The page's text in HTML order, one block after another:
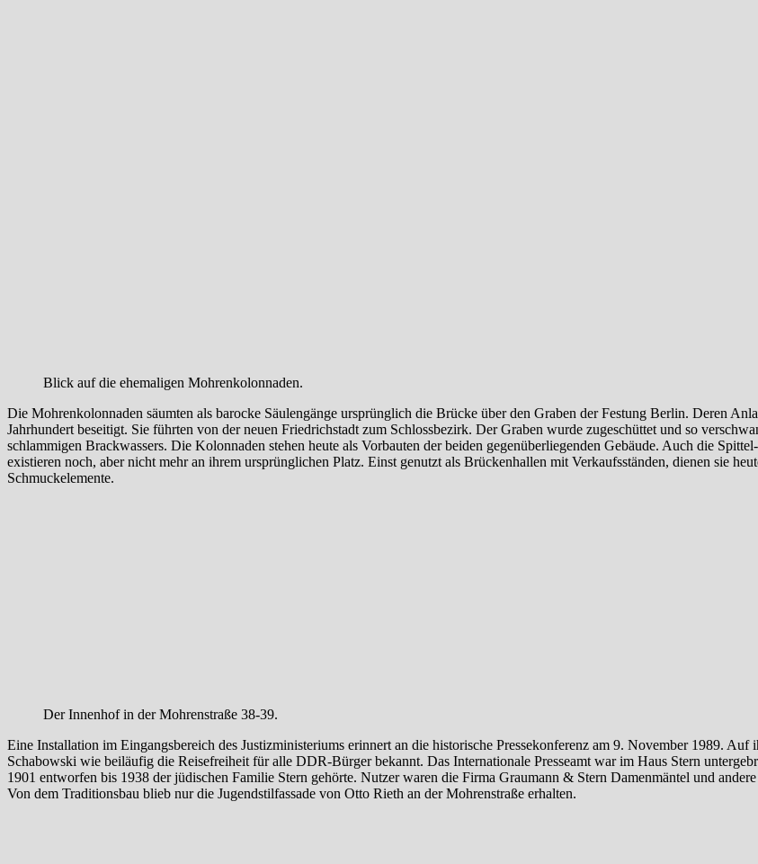
Blick auf die ehemaligen Mohrenkolonnaden.
Die Mohrenkolonnaden säumten als barocke Säulengänge ursprünglich die Brücke über den Graben der Festung Berlin. Deren
Jahrhundert beseitigt. Sie führten von der neuen Friedrichstadt zum Schlossbezirk. Der Graben wurde zugeschüttet und so
schlammigen Brackwassers. Die Kolonnaden stehen heute als Vorbauten der beiden gegenüberliegenden Gebäude. Auch die
existieren noch, aber nicht mehr an ihrem ursprünglichen Platz. Einst genutzt als Brückenhallen mit Verkaufsständen, dienen sie
Schmuckelemente.
Der Innenhof in der Mohrenstraße 38-39.
Eine Installation im Eingangsbereich des Justizministeriums erinnert an die historische Pressekonferenz am 9. November 1989. Auf
Schabowski wie beiläufig die Reisefreiheit für alle DDR-Bürger bekannt. Das Internationale Presseamt war im Haus Stern
1901 entworfen bis 1938 der jüdischen Familie Stern gehörte. Nutzer waren die Firma Graumann & Stern Damenmäntel und
Von dem Traditionsbau blieb nur die Jugendstilfassade von Otto Rieth an der Mohrenstraße erhalten.